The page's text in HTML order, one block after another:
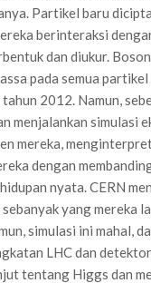
Partikel baru
berinteraksi
dan diukur.
pada semua
2012. Namun,
menjalankan simulasi
mereka,
dengan
nyata. CERN
yang mereka
simulasi ini mahal,
LHC dan
tentang Higgs dan